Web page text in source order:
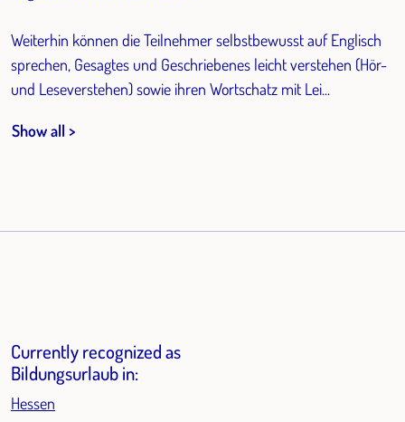
Weiterhin können die Teilnehmer selbstbewusst auf Englisch
sprechen, Gesagtes und Geschriebenes leicht verstehen (Hör-
und Leseverstehen) sowie ihren Wortschatz mit Lei...
Show all >
Currently recognized as
Bildungsurlaub in:
Hessen